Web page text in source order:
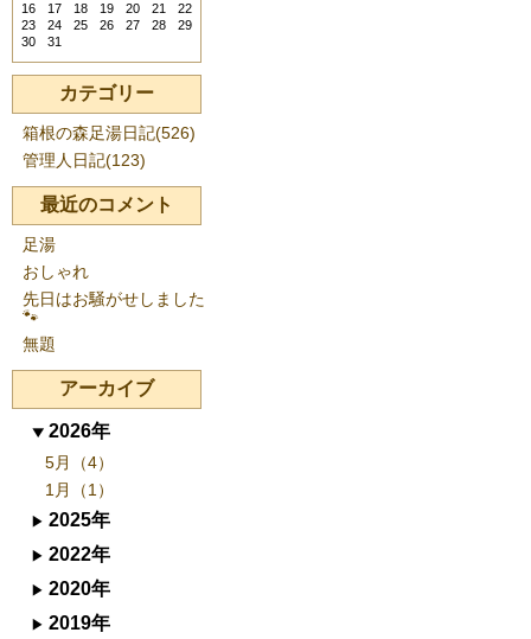
16
17 18 19 20 21
22
23
24 25 26 27 28
29
30
31
カテゴリー
箱根の森足湯日記(526)
管理人日記(123)
最近のコメント
足湯
おしゃれ
先日はお騒がせしました
🐾
無題
アーカイブ
2026年
5月（4）
1月（1）
2025年
2022年
2020年
2019年